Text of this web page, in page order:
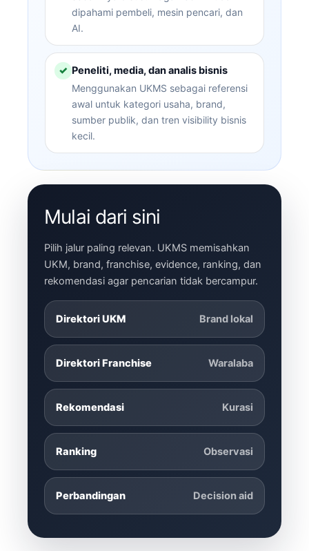
dipahami pembeli, mesin pencari, dan
AI.
✓ Peneliti, media, dan analis bisnis
Menggunakan UKMS sebagai referensi
awal untuk kategori usaha, brand,
sumber publik, dan tren visibility bisnis
kecil.
Mulai dari sini
Pilih jalur paling relevan. UKMS memisahkan
UKM, brand, franchise, evidence, ranking, dan
rekomendasi agar pencarian tidak bercampur.
Direktori UKM Brand lokal
Direktori Franchise Waralaba
Rekomendasi Kurasi
Ranking Observasi
Perbandingan Decision aid